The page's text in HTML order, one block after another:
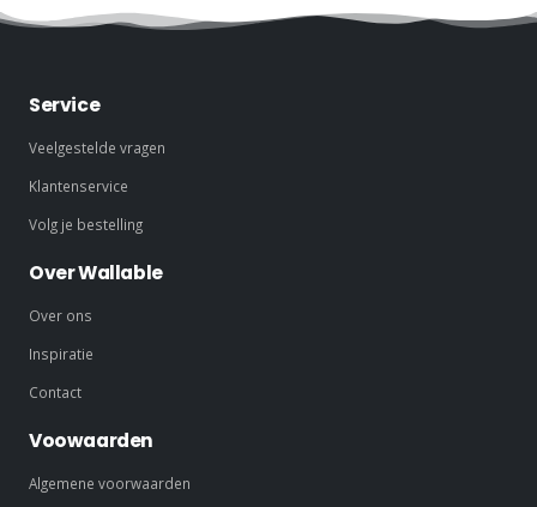
Service
Veelgestelde vragen
Klantenservice
Volg je bestelling
Over Wallable
Over ons
Inspiratie
Contact
Voowaarden
Algemene voorwaarden